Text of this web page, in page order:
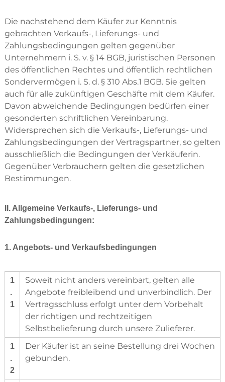
c
h
n
k
,
h
a
c
t
t
e
h
,
o
l
t
n
g
s
a
u
U
Die nachstehend dem Käufer zur Kenntnis
gebrachten Verkaufs-, Lieferungs- und
Zahlungsbedingungen gelten gegenüber
Unternehmern i. S. v. § 14 BGB, juristischen Personen
des öffentlichen Rechtes und öffentlich rechtlichen
Sondervermögen i. S. d. § 310 Abs.1 BGB. Sie gelten
auch für alle zukünftigen Geschäfte mit dem Käufer.
Davon abweichende Bedingungen bedürfen einer
gesonderten schriftlichen Vereinbarung.
Widersprechen sich die Verkaufs-, Lieferungs- und
Zahlungsbedingungen der Vertragspartner, so gelten
ausschließlich die Bedingungen der Verkäuferin.
Gegenüber Verbrauchern gelten die gesetzlichen
Bestimmungen.
II. Allgemeine Verkaufs-, Lieferungs- und
Zahlungsbedingungen:
1. Angebots- und Verkaufsbedingungen
1
.
1
Soweit nicht anders vereinbart, gelten alle
Angebote freibleibend und unverbindlich. Der
Vertragsschluss erfolgt unter dem Vorbehalt
der richtigen und rechtzeitigen
Selbstbelieferung durch unsere Zulieferer.
1
.
2
Der Käufer ist an seine Bestellung drei Wochen
gebunden.